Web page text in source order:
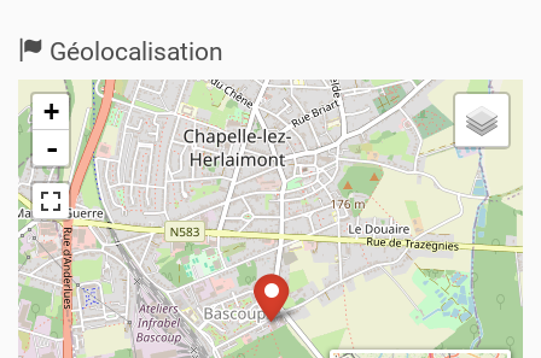
Géolocalisation
+
-